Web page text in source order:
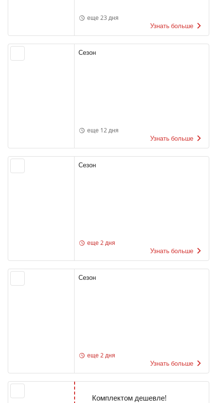
еще 23 дня
Узнать больше
Сезон
еще 12 дня
Узнать больше
Сезон
еще 2 дня
Узнать больше
Сезон
еще 2 дня
Узнать больше
Комплектом дешевле!